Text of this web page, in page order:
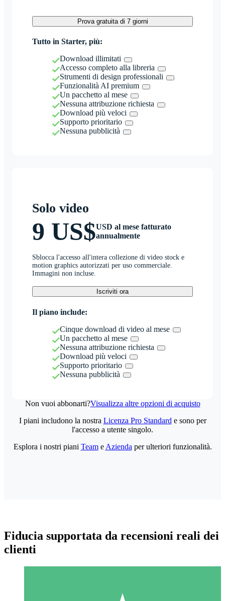
Prova gratuita di 7 giorni
Tutto in Starter, più:
Download illimitati
Accesso completo alla libreria
Strumenti di design professionali
Funzionalità AI premium
Un pacchetto al mese
Nessuna attribuzione richiesta
Download più veloci
Supporto prioritario
Nessuna pubblicità
Solo video
9 US$USD al mese fatturato
annualmente
Sblocca l'accesso all'intera collezione di video stock e
motion graphics autorizzati per uso commerciale.
Immagini non incluse.
Iscriviti ora
Il piano include:
Cinque download di video al mese
Un pacchetto al mese
Nessuna attribuzione richiesta
Download più veloci
Supporto prioritario
Nessuna pubblicità
Non vuoi abbonarti?Visualizza altre opzioni di acquisto
I piani includono la nostra Licenza Pro Standard e sono per
l'accesso a utente singolo.
Esplora i nostri piani Teame Azienda per ulteriori funzionalità.
Fiducia supportata da recensioni reali dei
clienti